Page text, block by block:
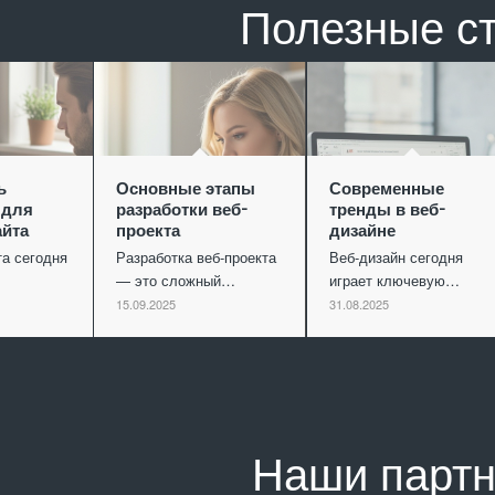
Полезные
сегодня
Основные этапы
разработки веб-
проекта
Разработка веб-проекта
— это сложный…
15.09.2025
Современные
тренды в веб-
дизайне
Веб-дизайн сегодня
играет ключевую…
31.08.2025
Наши